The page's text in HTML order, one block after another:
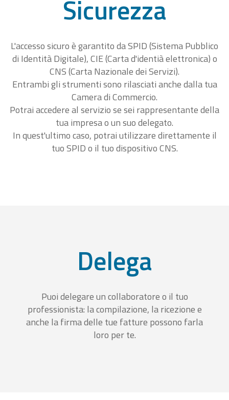
Sicurezza
L'accesso sicuro è garantito da SPID (Sistema Pubblico
di Identità Digitale), CIE (Carta d'identià elettronica) o
CNS (Carta Nazionale dei Servizi).
Entrambi gli strumenti sono rilasciati anche dalla tua
Camera di Commercio.
Potrai accedere al servizio se sei rappresentante della
tua impresa o un suo delegato.
In quest'ultimo caso, potrai utilizzare direttamente il
tuo SPID o il tuo dispositivo CNS.
Delega
Puoi delegare un collaboratore o il tuo
professionista: la compilazione, la ricezione e
anche la firma delle tue fatture possono farla
loro per te.